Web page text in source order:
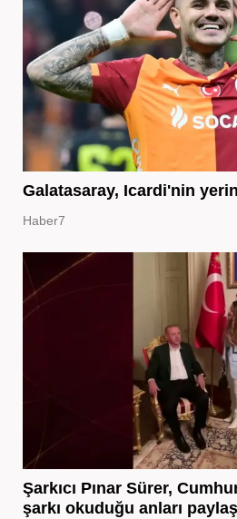
Galatasaray, Icardi'nin
Haber7
Şarkıcı Pınar Sürer,
şarkı okuduğu anları